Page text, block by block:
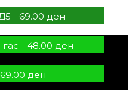
- 69.00 ден
- 48.00 ден
ден